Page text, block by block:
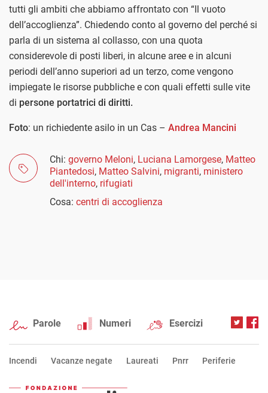
tutti gli ambiti che abbiamo affrontato con “Il vuoto
dell’accoglienza”. Chiedendo conto al governo del perché si
parla di un sistema al collasso, con una quota
considerevole di posti liberi, in alcune aree e in alcuni
periodi dell’anno superiori ad un terzo, come vengono
impiegate le risorse pubbliche e con quali effetti sulle vite
di persone portatrici di diritti.
Foto: un richiedente asilo in un Cas – Andrea Mancini
Chi: governo Meloni, Luciana Lamorgese, Matteo
Piantedosi, Matteo Salvini, migranti, ministero
dell'interno, rifugiati
Cosa: centri di accoglienza
Parole Numeri Esercizi
Incendi Vacanze negate Laureati Pnrr Periferie